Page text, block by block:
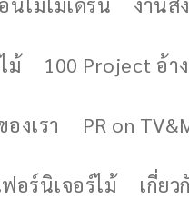
ม้ 100 Project อ้า
งเรา PR on
อร์นิเจอร์ไม้ เกี่ยว